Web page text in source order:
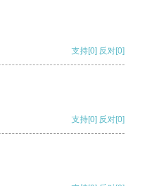
支持[0] 反对[0]
支持[0] 反对[0]